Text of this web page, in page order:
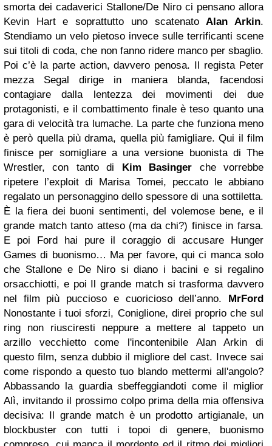
smorta dei cadaverici Stallone/De Niro ci pensano allora
Kevin Hart e soprattutto uno scatenatoAlan Arkin.
Stendiamo un velo pietoso invece sulle terrificanti scene
sui titoli di coda, che non fanno ridere manco per sbaglio.
Poi c’è la parte action, davvero penosa. Il regista Peter
mezza Segal dirige in maniera blanda, facendosi
contagiare dalla lentezza dei movimenti dei due
protagonisti, e il combattimento finale è teso quanto una
gara di velocità tra lumache. La parte che funziona meno
è però quella più drama, quella più famigliare. Qui il film
finisce per somigliare a una versione buonista di The
Wrestler, con tanto di Kim Basinger che vorrebbe
ripetere l’exploit di Marisa Tomei, peccato le abbiano
regalato un personaggino dello spessore di una sottiletta.
È la fiera dei buoni sentimenti, del volemose bene, e il
grande match tanto atteso (ma da chi?) finisce in farsa.
E poi Ford hai pure il coraggio di accusare Hunger
Games di buonismo… Ma per favore, qui ci manca solo
che Stallone e De Niro si diano i bacini e si regalino
orsacchiotti, e poi Il grande match si trasforma davvero
nel film più puccioso e cuoricioso dell’anno. MrFord
Nonostante i tuoi sforzi, Coniglione, direi proprio che sul
ring non riusciresti neppure a mettere al tappeto un
arzillo vecchietto come l'incontenibile Alan Arkin di
questo film, senza dubbio il migliore del cast. Invece sai
come rispondo a questo tuo blando mettermi all'angolo?
Abbassando la guardia sbeffeggiandoti come il miglior
Alì, invitando il prossimo colpo prima della mia offensiva
decisiva: Il grande match è un prodotto artigianale, un
blockbuster con tutti i topoi di genere, buonismo